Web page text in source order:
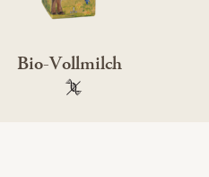
Bio-Vollmilch
100 % gentechnikfrei